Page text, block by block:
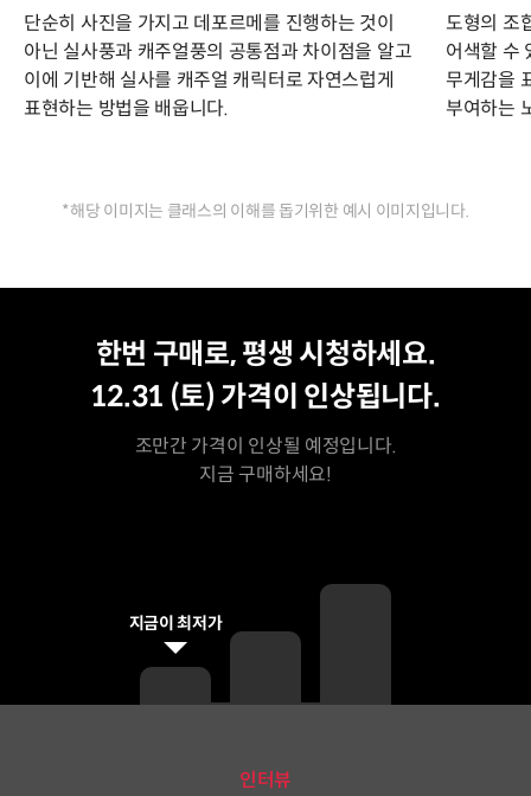
단순히 사진을 가지고 데포르메를 진행하는 것이
아닌 실사풍과 캐주얼풍의 공통점과 차이점을 알고
이에 기반해 실사를 캐주얼 캐릭터로 자연스럽게
표현하는 방법을 배웁니다.
도형의 조
어색할 수
무게감을
부여하는
*해당 이미지는 클래스의 이해를 돕기위한 예시 이미지입니다.
한번 구매로, 평생 시청하세요.
12.31 (토) 가격이 인상됩니다.
조만간 가격이 인상될 예정입니다.
지금 구매하세요!
지금이 최저가
인터뷰